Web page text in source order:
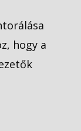
hogy a